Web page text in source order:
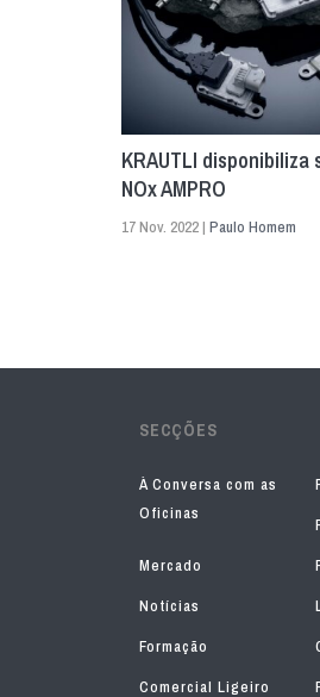
KRAUTLI disponibiliza
NOx AMPRO
17 Nov. 2022 | Paulo Homem
SECÇÕES
À Conversa com as
Oficinas
Mercado
Notícias
Formação
Comercial Ligeiro